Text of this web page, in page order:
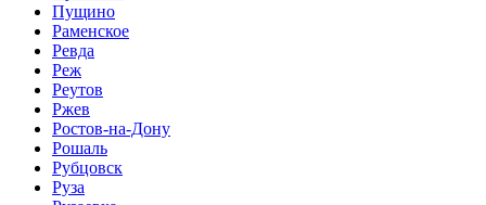
Пущино
Раменское
Ревда
Реж
Реутов
Ржев
Ростов-на-Дону
Рошаль
Рубцовск
Руза